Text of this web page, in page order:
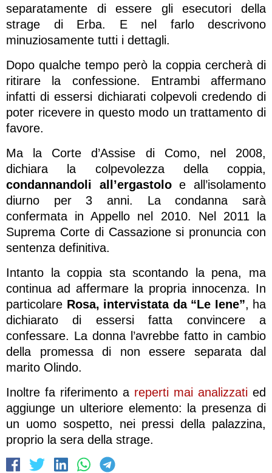
separatamente di essere gli esecutori della
strage di Erba. E nel farlo descrivono
minuziosamente tutti i dettagli.
Dopo qualche tempo però la coppia cercherà di
ritirare la confessione. Entrambi affermano
infatti di essersi dichiarati colpevoli credendo di
poter ricevere in questo modo un trattamento di
favore.
Ma la Corte d’Assise di Como, nel 2008,
dichiara la colpevolezza della coppia,
condannandoli all’ergastoloe all’isolamento
diurno per 3 anni. La condanna sarà
confermata in Appello nel 2010. Nel 2011 la
Suprema Corte di Cassazione si pronuncia con
sentenza definitiva.
Intanto la coppia sta scontando la pena, ma
continua ad affermare la propria innocenza. In
particolare Rosa, intervistata da “Le Iene”, ha
dichiarato di essersi fatta convincere a
confessare. La donna l’avrebbe fatto in cambio
della promessa di non essere separata dal
marito Olindo.
Inoltre fa riferimento a reperti mai analizzati ed
aggiunge un ulteriore elemento: la presenza di
un uomo sospetto, nei pressi della palazzina,
proprio la sera della strage.